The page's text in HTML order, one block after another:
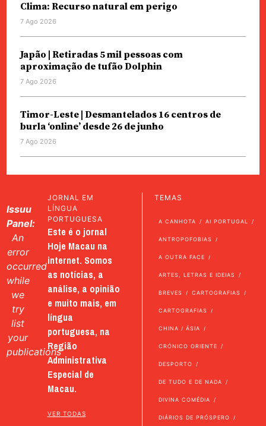
Clima: Recurso natural em perigo
7 Ago 2026
Japão | Retiradas 5 mil pessoas com
aproximação de tufão Dolphin
7 Ago 2026
Timor-Leste | Desmantelados 16 centros de
burla ‘online’ desde 26 de junho
7 Ago 2026
Issuu
Panel:
An
error
occurred
while
we
try
list
your
publications
JORNAL EM
LÍNGUA
PORTUGUESA
Este é o jornal
Hoje Macau na
internet. Somos
as notícias, a
análise, a opinião
e muito mais, em
língua
portuguesa, na
Região
Administrativa
Especial de
Macau.
VER TODAS
TEMAS
A CANHOTA AI PORTUGAL
ANTROPOFOBIAS
A OUTRA FACE
ARTES, LETRAS E IDEIAS
BREVES CARTOGRAFIAS
CARTOGRAFIAS
CHINA / ÁSIA
CRÓNICO ORIENTE
DESPORTO
DE TUDO E DE NADA
DIVINA COMÉDIA
DIÁRIOS DE PRÓSPERO